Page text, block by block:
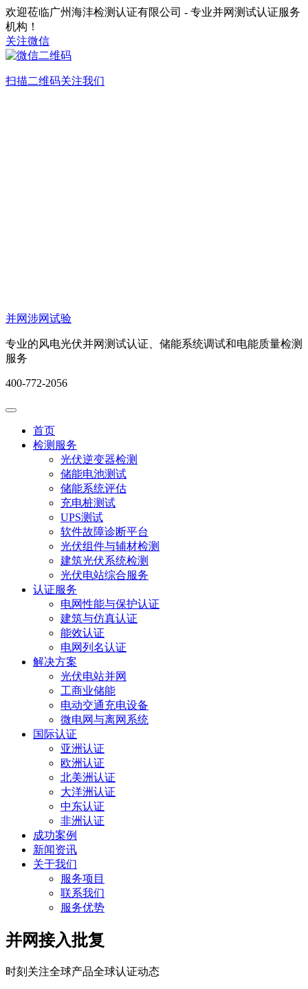
欢迎莅临广州海沣检测认证有限公司 - 专业并网测试认证服务
机构！
关注微信
扫描二维码关注我们
并网涉网试验
专业的风电光伏并网测试认证、储能系统调试和电能质量检测
服务
400-772-2056
首页
检测服务
光伏逆变器检测
储能电池测试
储能系统评估
充电桩测试
UPS测试
软件故障诊断平台
光伏组件与辅材检测
建筑光伏系统检测
光伏电站综合服务
认证服务
电网性能与保护认证
建筑与仿真认证
能效认证
电网列名认证
解决方案
光伏电站并网
工商业储能
电动交通充电设备
微电网与离网系统
国际认证
亚洲认证
欧洲认证
北美洲认证
大洋洲认证
中东认证
非洲认证
成功案例
新闻资讯
关于我们
服务项目
联系我们
服务优势
并网接入批复
时刻关注全球产品全球认证动态